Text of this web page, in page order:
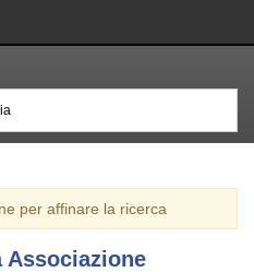
per affinare la ricerca
Associazione